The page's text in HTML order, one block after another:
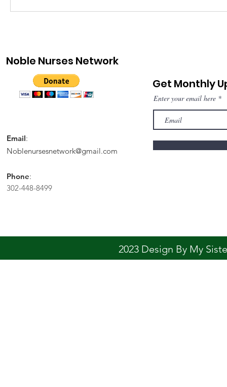
Noble Nurses Network
Email:
Noblenursesnetwork@gmail.com
Phone:
302-448-8499
Get Monthly
Enter your email here
2023 Design By My